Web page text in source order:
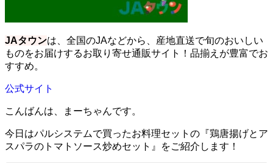
JAタウンは、全国のJAなどから、産地直送で旬のおいしい
ものをお届けするお取り寄せ通販サイト！品揃えが豊富でお
すすめ。
公式サイト
こんばんは、まーちゃんです。
今日はパルシステムで買ったお料理セットの『鶏唐揚げとア
スパラのトマトソース炒めセット』をご紹介します！